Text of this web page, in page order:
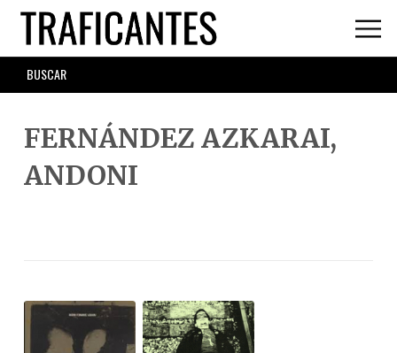
Skip
main
content
SEARCH
FORM
FERNÁNDEZ AZKARAI,
ANDONI